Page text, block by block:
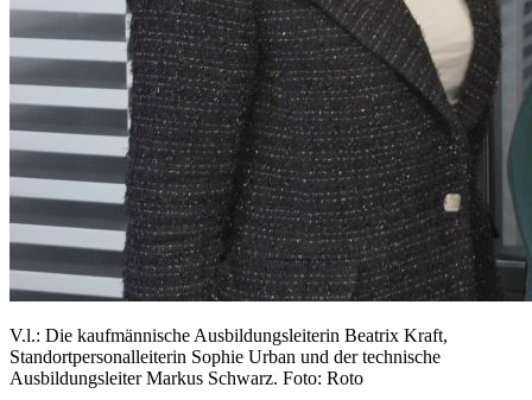
Antriebe und Steuerungen
Architekturverglasungen
Beschläge für Fenster und Türen
Holzfenster-Hersteller
Institute, Verbände, Gütegemeinschaten
Kleben, Dichten, Montieren
Kunststofffenster-Hersteller
Kunststoff-Profilsysteme
Marktübersichten
V.l.: Die kaufmännische Ausbildungsleiterin Beatrix Kraft,
Standortpersonalleiterin Sophie Urban und der technische
Ausbildungsleiter Markus Schwarz. Foto: Roto